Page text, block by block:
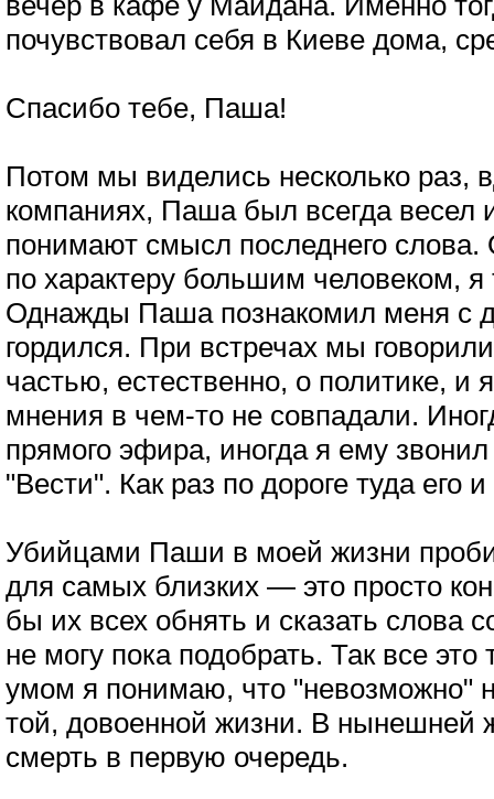
почувствовал себя в Киеве дома,
Спасибо тебе, Паша!
Потом мы виделись несколько раз,
компаниях, Паша был всегда весел
понимают смысл последнего
по характеру большим человеком,
Однажды Паша познакомил меня с
гордился. При встречах мы
частью, естественно, о политике,
мнения в чем-то не совпадали.
прямого эфира, иногда я ему
"Вести". Как раз по дороге туда его
Убийцами Паши в моей жизни
для самых близких — это просто
бы их всех обнять и сказать слова
не могу пока подобрать. Так все
умом я понимаю, что "невозможно"
той, довоенной жизни. В нынешней
смерть в первую очередь.